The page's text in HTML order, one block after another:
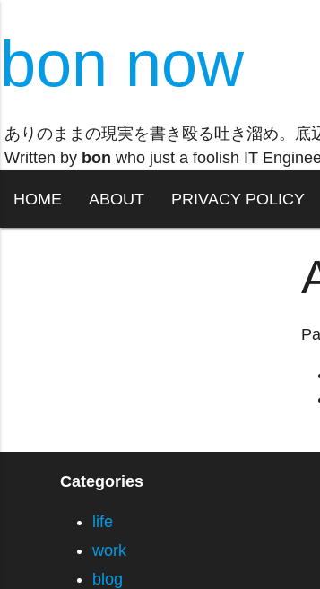
bon now
ありのままの現実を書き殴る吐き溜め。底
Written by bon who just a foolish IT
HOME ABOUT PRIVACY POLICY
Categories
life
work
blog